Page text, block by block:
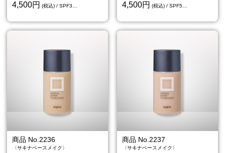
4,500円 (税込) / SPF3… 4,500円 (税込) / SPF5…
商品 No.2236
〈サキナベースメイク〉
商品 No.2237
〈サキナベースメイク〉